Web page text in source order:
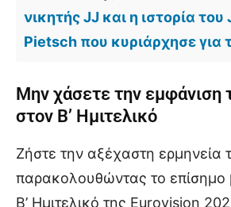
νικητής JJ και η ιστορία
Pietsch που κυριάρχησε για
Μην χάσετε την εμφάνιση
στον Β’ Ημιτελικό
Ζήστε την αξέχαστη ερμηνεία
παρακολουθώντας το επίσημο
Β’ Ημιτελικό της Eurovision